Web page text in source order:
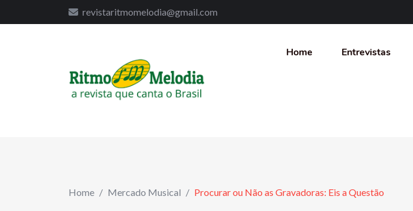
revistaritmomelodia@gmail.com
Home Entrevistas
Home / Mercado Musical / Procurar ou Não as Gravadoras: Eis a Questão